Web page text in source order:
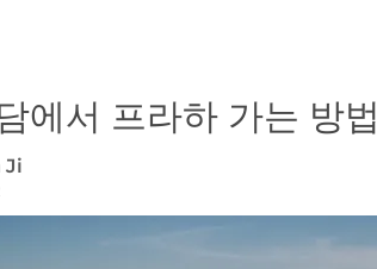
에서 프라하 가는 방법
Ji